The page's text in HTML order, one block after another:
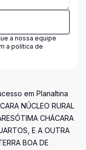
a nossa equipe
a política de
em Planaltina
NÚCLEO RURAL
CHÁCARA
E A OUTRA
BOA DE